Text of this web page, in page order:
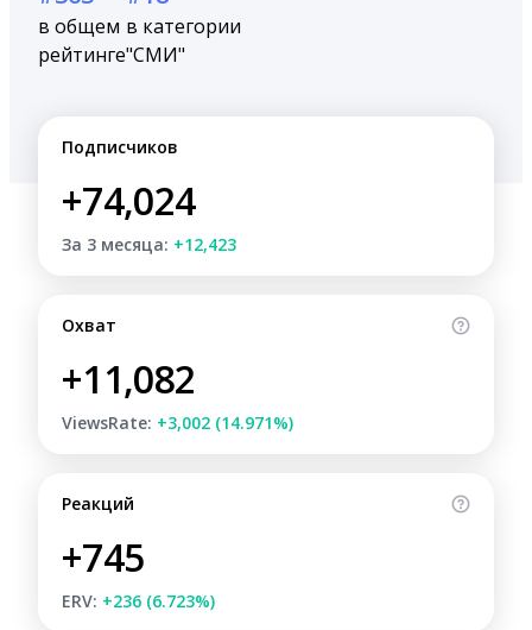
в общем
рейтинге
в категории
"СМИ"
Подписчиков
+74,024
За 3 месяца: +12,423
Охват
+11,082
ViewsRate: +3,002 (14.971%)
Реакций
+745
ERV: +236 (6.723%)